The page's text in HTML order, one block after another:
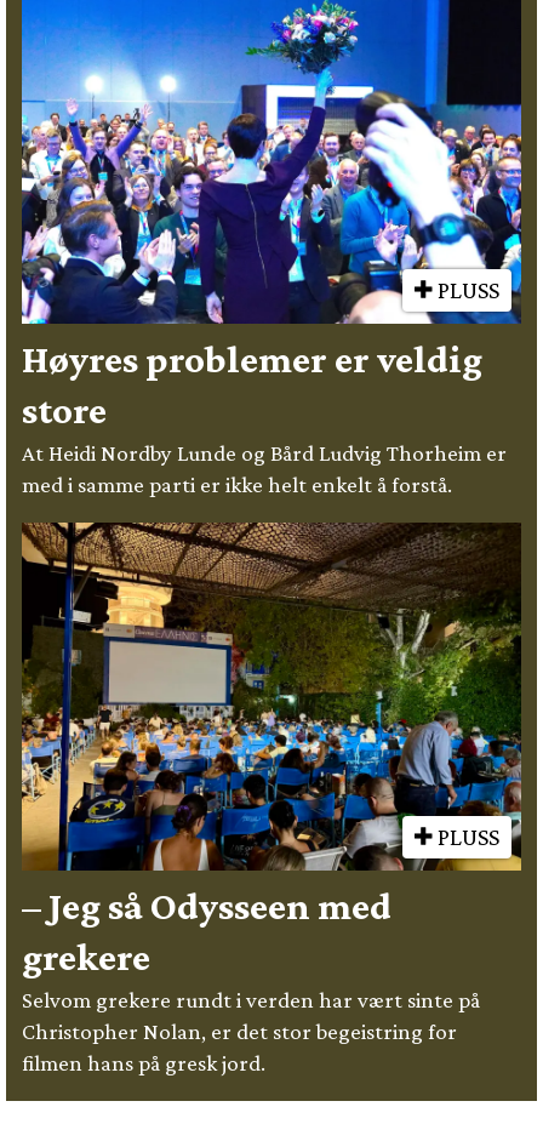
PLUSS
Høyres problemer er veldig
store
At Heidi Nordby Lunde og Bård Ludvig Thorheim er
med i samme parti er ikke helt enkelt å forstå.
PLUSS
– Jeg så Odysseen med
grekere
Selvom grekere rundt i verden har vært sinte på
Christopher Nolan, er det stor begeistring for
filmen hans på gresk jord.